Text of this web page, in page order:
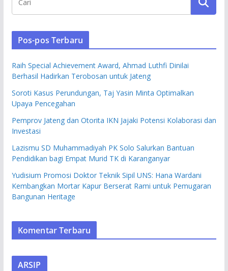
Pos-pos Terbaru
Raih Special Achievement Award, Ahmad Luthfi Dinilai
Berhasil Hadirkan Terobosan untuk Jateng
Soroti Kasus Perundungan, Taj Yasin Minta Optimalkan
Upaya Pencegahan
Pemprov Jateng dan Otorita IKN Jajaki Potensi Kolaborasi dan
Investasi
Lazismu SD Muhammadiyah PK Solo Salurkan Bantuan
Pendidikan bagi Empat Murid TK di Karanganyar
Yudisium Promosi Doktor Teknik Sipil UNS: Hana Wardani
Kembangkan Mortar Kapur Berserat Rami untuk Pemugaran
Bangunan Heritage
Komentar Terbaru
ARSIP